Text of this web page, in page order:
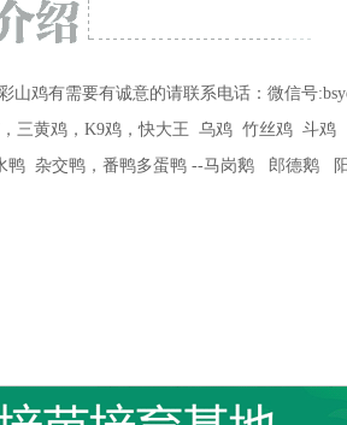
山鸡有需要有诚意的请联系电话：微信号
三黄鸡，K9鸡，快大王 乌鸡 竹丝鸡 斗鸡
鸭 杂交鸭，番鸭多蛋鸭 --马岗鹅 郎德鹅 阳